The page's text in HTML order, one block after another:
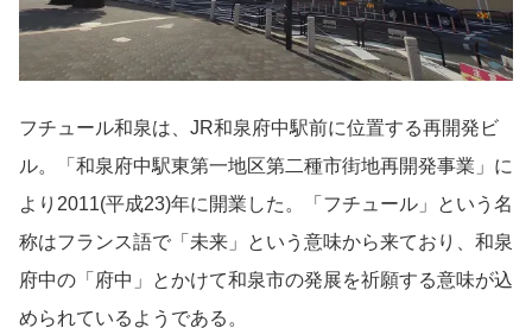
フチュール和泉は、JR和泉府中駅前に位置する再開発ビ
ル。「和泉府中駅東第一地区第二種市街地再開発事業」に
より2011(平成23)年に開業した。「フチュール」という名
称はフランス語で「未来」という意味から来ており、和泉
府中の「府中」とかけて和泉市の発展を祈願する意味が込
められているようである。